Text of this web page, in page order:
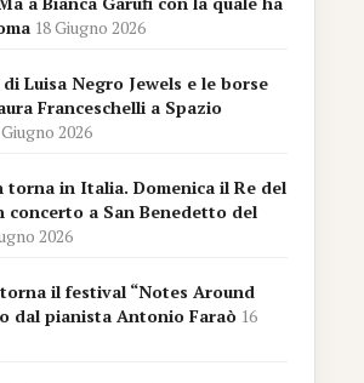
18 Giugno 2026
Luisa Negro Jewels e le borse
Franceschelli a Spazio
Giugno 2026
torna in Italia. Domenica il Re del
concerto a San Benedetto del
2026
il festival “Notes Around
dal pianista Antonio Faraò 16